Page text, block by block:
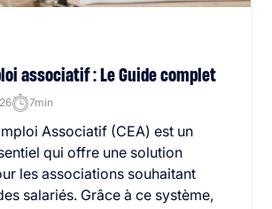
associatif : Le Guide complet
7min
Associatif (CEA) est un
qui offre une solution
les associations souhaitant
salariés. Grâce à ce système,